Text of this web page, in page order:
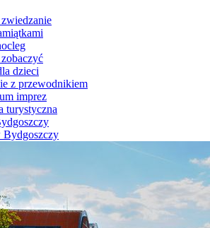
dzieci
z przewodnikiem
imprez
turystyczna
Bydgoszczy